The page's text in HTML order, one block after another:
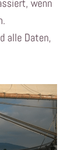
wenn
alle Daten,